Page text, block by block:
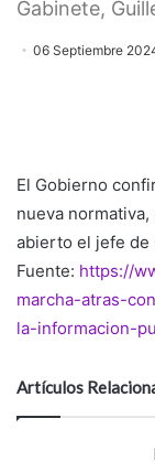
Gabinete,
06 Septiembre
El Gobierno
nueva
abierto el jefe de
Fuente: https://
marcha-atras-
la-informacion-
Artículos